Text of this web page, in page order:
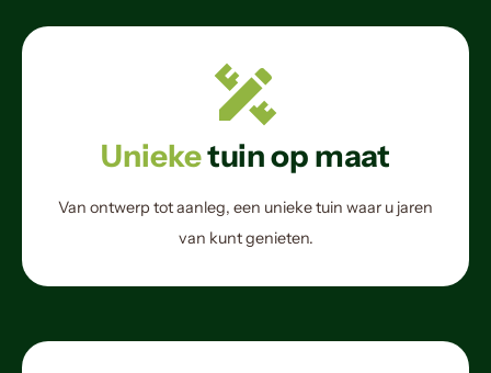
Unieketuin op maat
Van ontwerp tot aanleg, een unieke tuin waar u jaren
van kunt genieten.